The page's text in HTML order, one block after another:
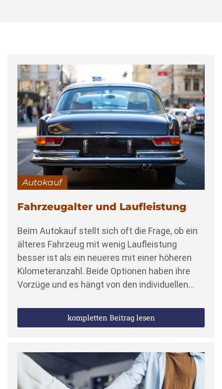
Autokauf
Fahrzeugalter und Laufleistung
Beim Autokauf stellt sich oft die Frage, ob ein
älteres Fahrzeug mit wenig Laufleistung
besser ist als ein neueres mit einer höheren
Kilometeranzahl. Beide Optionen haben ihre
Vorzüge und es hängt von den individuellen…
kompletten Beitrag lesen